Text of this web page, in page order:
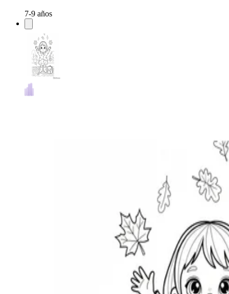
7-9 años